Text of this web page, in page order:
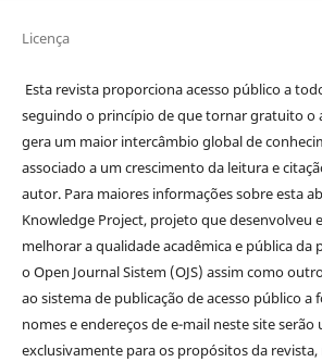
Licença
Esta revista proporciona acesso público a
seguindo o princípio de que tornar gratuito o
gera um maior intercâmbio global de
associado a um crescimento da leitura e
autor. Para maiores informações sobre esta
Knowledge Project, projeto que desenvolveu
melhorar a qualidade acadêmica e pública da
o Open Journal Sistem (OJS) assim como
ao sistema de publicação de acesso público a
nomes e endereços de e-mail neste site serão
exclusivamente para os propósitos da